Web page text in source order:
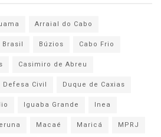
Arraial do Cabo
Brasil Búzios
Cabo Frio
Casimiro de Abreu
Defesa Civil
Duque de Caxias
Iguaba Grande
Inea
Macaé Maricá
MPRJ